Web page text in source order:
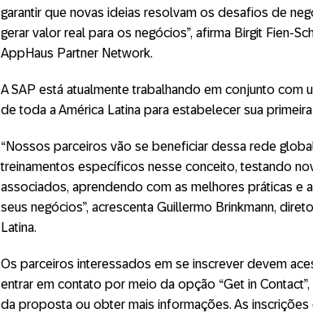
garantir que novas ideias resolvam os desafios de
gerar valor real para os negócios”, afirma Birgit Fien-
AppHaus Partner Network.
A SAP está atualmente trabalhando em conjunto com
de toda a América Latina para estabelecer sua
“Nossos parceiros vão se beneficiar dessa rede
treinamentos específicos nesse conceito, testando
associados, aprendendo com as melhores práticas e
seus negócios”, acrescenta Guillermo Brinkmann,
Latina.
Os parceiros interessados ​​em se inscrever devem
entrar em contato por meio da opção “Get in
da proposta ou obter mais informações. As